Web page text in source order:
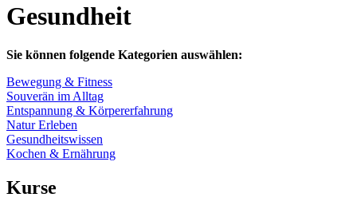
Gesundheit
Sie können folgende Kategorien auswählen:
Bewegung & Fitness
Souverän im Alltag
Entspannung & Körpererfahrung
Natur Erleben
Gesundheitswissen
Kochen & Ernährung
Kurse